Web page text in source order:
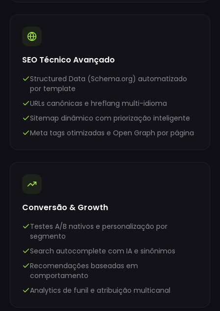
SEO Técnico Avançado
Structured Data (Schema.org) automatizado
por template
URLs canônicas e hreflang multi-idioma
Sitemap dinâmico com priorização inteligente
Meta tags otimizadas e Open Graph por página
Conversão & Growth
Testes A/B nativos e personalização por
segmento
Search autocomplete com IA e sinônimos
Recomendações baseadas em
comportamento
Analytics de funil e atribuição multicanal